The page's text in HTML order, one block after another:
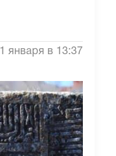
января в 13:37